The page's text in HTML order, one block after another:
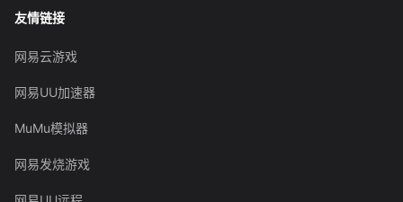
友情链接
网易云游戏
网易UU加速器
MuMu模拟器
网易发烧游戏